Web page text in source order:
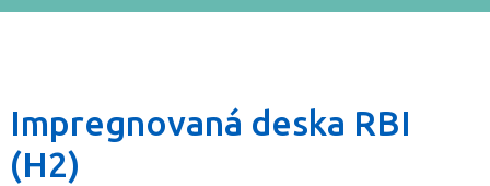
Impregnovaná deska RBI
(H2)